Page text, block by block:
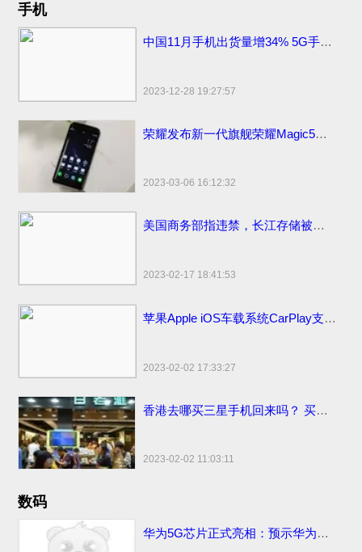
手机
中国11月手机出货量增34% 5G手机出货量2709.2万部
2023-12-28 19:27:57
荣耀发布新一代旗舰荣耀Magic5系列，新款上市价格分期0首付3999元起
2023-03-06 16:12:32
美国商务部指违禁，长江存储被美国拜登制裁名单面临停工裁员
2023-02-17 18:41:53
苹果Apple iOS车载系统CarPlay支持哪些更多汽车品牌
2023-02-02 17:33:27
香港去哪买三星手机回来吗？ 买香港便宜售价手机市场地点和网站
2023-02-02 11:03:11
数码
华为5G芯片正式亮相：预示华为将发首款5G手机